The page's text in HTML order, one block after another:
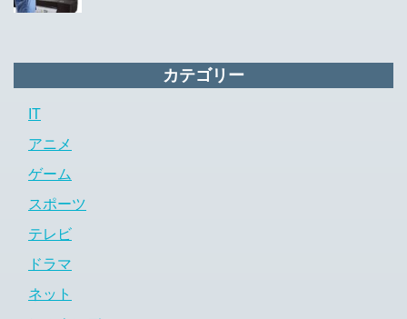
カテゴリー
IT
アニメ
ゲーム
スポーツ
テレビ
ドラマ
ネット